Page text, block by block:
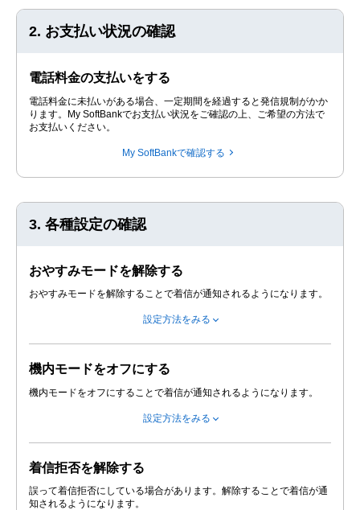
2. お支払い状況の確認
電話料金の支払いをする
電話料金に未払いがある場合、一定期間を経過すると発信規制がかか
ります。My SoftBankでお支払い状況をご確認の上、ご希望の方法で
お支払いください。
My SoftBankで確認する
3. 各種設定の確認
おやすみモードを解除する
おやすみモードを解除することで着信が通知されるようになります。
設定方法をみる
機内モードをオフにする
機内モードをオフにすることで着信が通知されるようになります。
設定方法をみる
着信拒否を解除する
誤って着信拒否にしている場合があります。解除することで着信が通
知されるようになります。